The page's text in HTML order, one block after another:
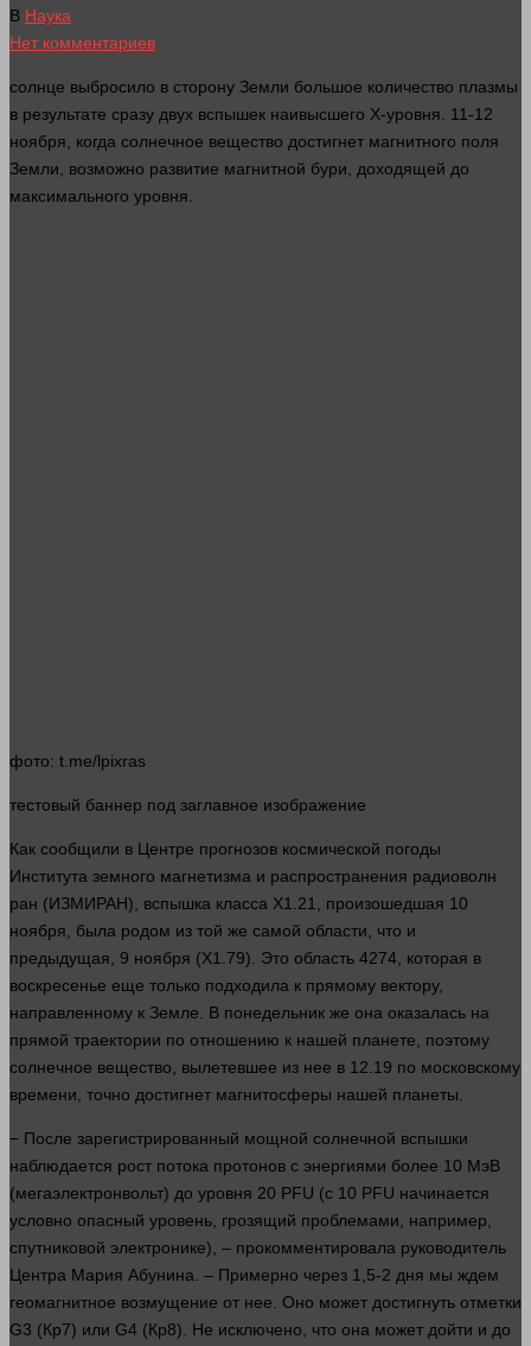
В Наука
Нет комментариев
солнце выбросило в сторону Земли большое количество плазмы
в результате сразу двух вспышек наивысшего X-уровня. 11-12
ноября, когда солнечное вещество достигнет магнитного поля
Земли, возможно развитие магнитной бури, доходящей до
максимального уровня.
фото: t.me/lpixras
тестовый баннер под заглавное изображение
Как сообщили в Центре прогнозов космической погоды
Института земного магнетизма и распространения радиоволн
ран (ИЗМИРАН), вспышка класса X1.21, произошедшая 10
ноября, была родом из той же самой области , что и
предыдущая, 9 ноября (X1.79). Это область 4274, которая в
воскресенье еще только подходила к прямому вектору,
направленному к Земле. В понедельник же она оказалась на
прямой траектории по отношению к нашей планете, поэтому
солнечное вещество, вылетевшее из нее в 12.19 по московскому
времени , точно достигнет магнитосферы нашей планеты.
− После зарегистрированный мощной солнечной вспышки
наблюдается рост потока протонов с энергиями более 10 МэВ
(мегаэлектронвольт) до уровня 20 PFU (с 10 PFU начинается
условно опасный уровень, грозящий проблемами, например
спутниковой электронике), – прокомментировала руководитель
Центра Мария Абунина. – Примерно через 1,5-2 дня мы ждем
геомагнитное возмущение от нее. Оно может достигнуть отметки
G3 (Кр7) или G4 (Кр8). Не исключено, что она может дойти и до